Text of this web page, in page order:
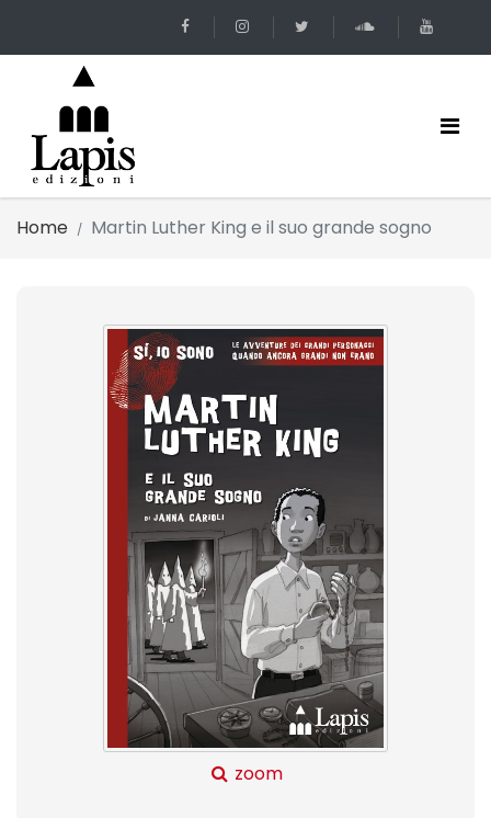
Home Martin Luther King e il suo grande sogno
zoom